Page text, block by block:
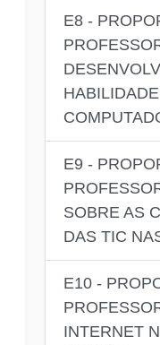
E8 -
E9 -
SOBRE AS
DAS TIC
E10 -
INTERNET